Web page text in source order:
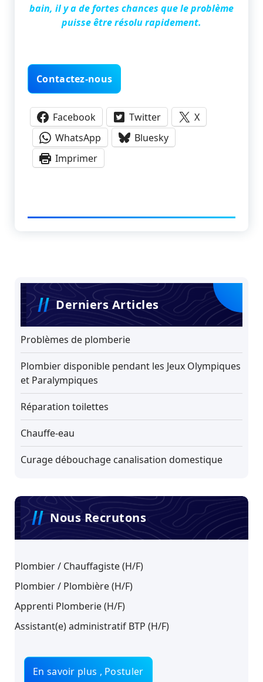
bain, il y a de fortes chances que le problème
puisse être résolu rapidement.
Contactez-nous
Facebook Twitter
X
WhatsApp
Bluesky
Imprimer
Derniers Articles
Problèmes de plomberie
Plombier disponible pendant les Jeux Olympiques
et Paralympiques
Réparation toilettes
Chauffe-eau
Curage débouchage canalisation domestique
Nous Recrutons
Plombier / Chauffagiste (H/F)
Plombier / Plombière (H/F)
Apprenti Plomberie (H/F)
Assistant(e) administratif BTP (H/F)
En savoir plus , Postuler